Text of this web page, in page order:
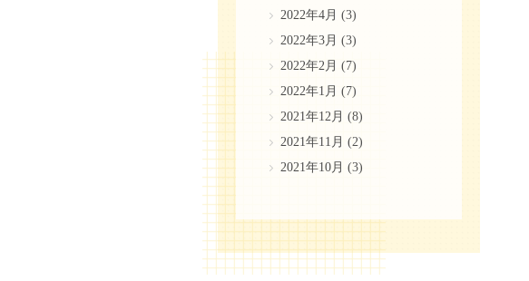
2022年4月 (3)
2022年3月 (3)
2022年2月 (7)
2022年1月 (7)
2021年12月 (8)
2021年11月 (2)
2021年10月 (3)